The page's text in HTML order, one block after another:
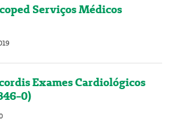
Serviços Médicos
Exames Cardiológicos
0)